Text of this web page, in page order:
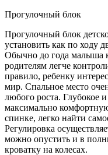
Прогулочный блок
Прогулочный блок
установить как по ходу
Обычно до года малыша
родителям легче
правило, ребенку
мир. Спальное место
любого роста. Глубокое
максимально
спинке, легко найти
Регулировка
можно опустить и в
кроватку на колесах.